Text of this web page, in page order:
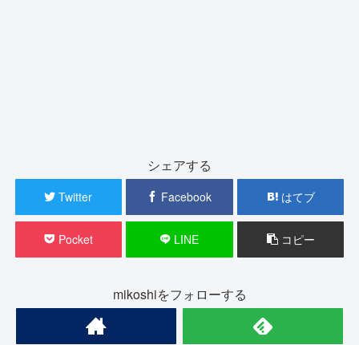
シェアする
Twitter Facebook はてブ
Pocket LINE コピー
mikoshiをフォローする